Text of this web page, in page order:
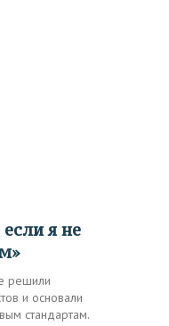
решили
и основали
стандартам.